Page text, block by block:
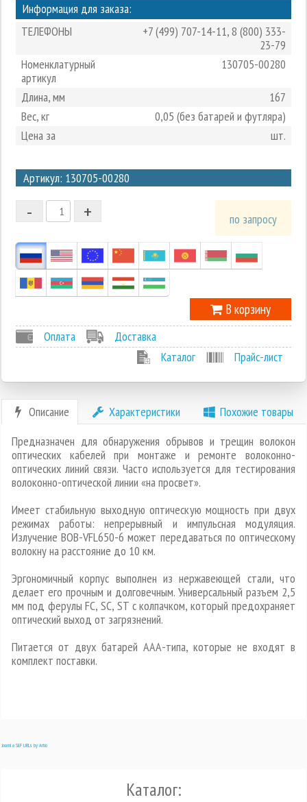
Информация для заказа:
ТЕЛЕФОНЫ
+7 (499) 707-14-11,8 (800) 333-
23-79
Номенклатурный
артикул
130705-00280
Длина, мм
167
Вес, кг
0,05 (без батарей и футляра)
Цена за
шт.
Артикул: 130705-00280
2
1
-1
+
- по запросу
В корзину
Оплата
Доставка
Каталог
Прайс-лист
Описание Характеристики
Похожие товары
Предназначен для обнаружения обрывов и трещин волокон
оптических кабелей при монтаже и ремонте волоконно-
оптических линий связи. Часто используется для тестирования
волоконно-оптической линии «на просвет».
Имеет стабильную выходную оптическую мощность при двух
режимах работы: непрерывный и импульсная модуляция.
Излучение BOB-VFL650-6 может передаваться по оптическому
волокну на расстояние до 10 км.
Эргономичный корпус выполнен из нержавеющей стали, что
делает его прочным и долговечным. Универсальный разъем 2,5
мм под ферулы FC, SC, ST с колпачком, который предохраняет
оптический выход от загрязнений.
Питается от двух батарей ААА-типа, которые не входят в
комплект поставки.
Joomla SEF URLs by Artio
Каталог: